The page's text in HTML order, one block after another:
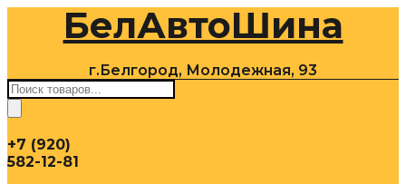
содержимомуБелАвтоШина
г.Белгород, Молодежная, 93
Поиск
товаров
+7 (920)
582-12-81